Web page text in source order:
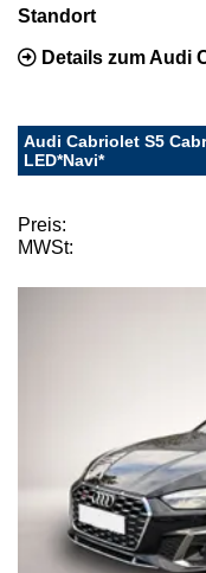
Standort
Details zum Audi
Audi Cabriolet S5
LED*Navi*
Preis:
MWSt: